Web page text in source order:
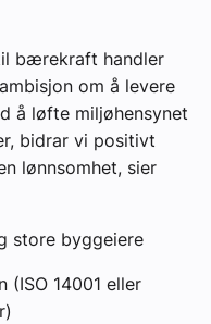
bærekraft handler
om å levere
å løfte miljøhensynet
bidrar vi positivt
lønnsomhet, sier
store byggeiere
(ISO 14001 eller